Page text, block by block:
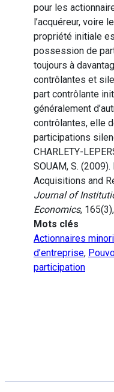
pour les
l’acquéreur, voire
propriété initiale
possession de
toujours à
contrôlantes et
part contrôlante
généralement
contrôlantes, elle
participations
CHARLETY-
SOUAM, S.
Acquisitions and
Journal of
Economics,
Mots clés
Actionnaires
d’entreprise,
participation